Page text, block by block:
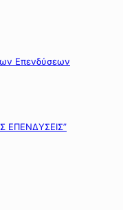
Επενδύσεων
ΕΠΕΝΔΥΣΕΙΣ”